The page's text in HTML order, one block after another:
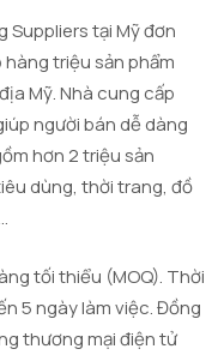
Suppliers tại Mỹ đơn
triệu sản phẩm
Mỹ. Nhà cung cấp
người bán dễ dàng
hơn 2 triệu sản
dùng, thời trang, đồ
tối thiểu (MOQ). Thời
5 ngày làm việc. Đồng
thương mại điện tử